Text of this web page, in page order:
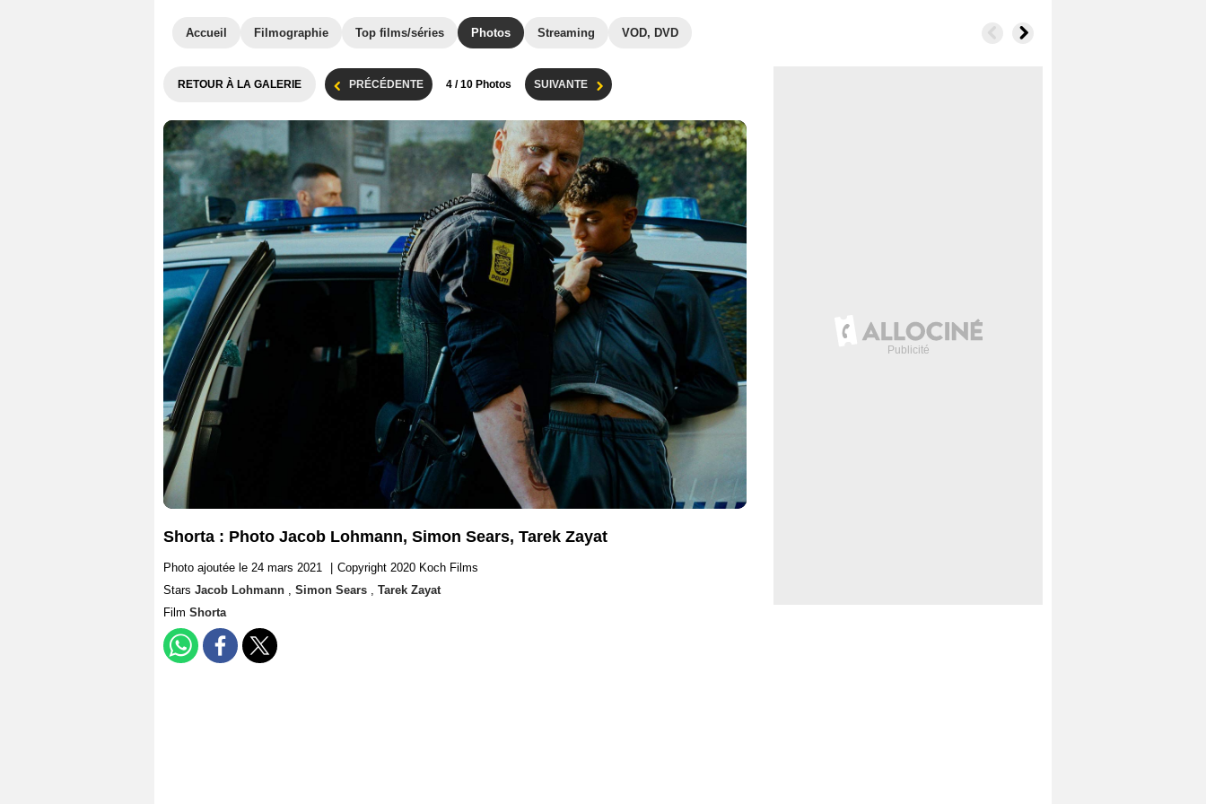
Accueil Filmographie Top films/séries Photos Streaming VOD, DVD
RETOUR À LA GALERIE PRÉCÉDENTE 4 / 10 Photos SUIVANTE
Shorta : Photo Jacob Lohmann, Simon Sears, Tarek Zayat
Photo ajoutée le 24 mars 2021
Copyright 2020 Koch Films
Stars Jacob Lohmann , Simon Sears , Tarek Zayat
Film Shorta